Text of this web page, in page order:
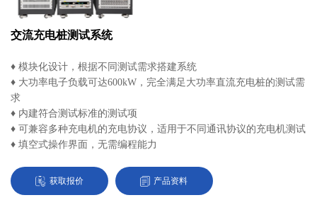
交流充电桩测试系统
♦ 模块化设计，根据不同测试需求搭建系统
♦ 大功率电子负载可达600kW，完全满足大功率直流充电桩的测试需
求
♦ 内建符合测试标准的测试项
♦ 可兼容多种充电机的充电协议，适用于不同通讯协议的充电机测试
♦ 填空式操作界面，无需编程能力
获取报价 产品资料